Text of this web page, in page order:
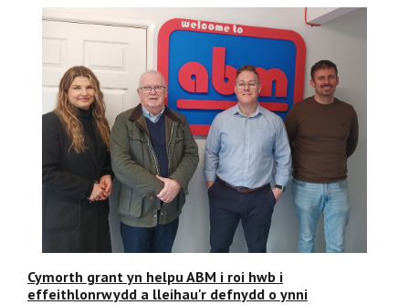
Cymorth grant yn helpu ABM i roi hwb i
effeithlonrwydd a lleihau'r defnydd o ynni